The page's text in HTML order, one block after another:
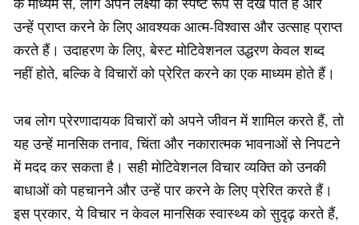
उन्हें प्राप्त करने के लिए आवश्यक आत्म-विश्वास और उत्साह प्राप्त
करते हैं। उदाहरण के लिए, बेस्ट मोटिवेशनल उद्धरण केवल शब्द
नहीं होते, बल्कि वे विचारों को प्रेरित करने का एक माध्यम होते हैं।
जब लोग प्रेरणादायक विचारों को अपने जीवन में शामिल करते हैं, तो
यह उन्हें मानसिक तनाव, चिंता और नकारात्मक भावनाओं से निपटने
में मदद कर सकता है। सही मोटिवेशनल विचार व्यक्ति को उनकी
बाधाओं को पहचानने और उन्हें पार करने के लिए प्रेरित करते हैं।
इस प्रकार, ये विचार न केवल मानसिक स्वास्थ्य को सुदृढ़ करते हैं,